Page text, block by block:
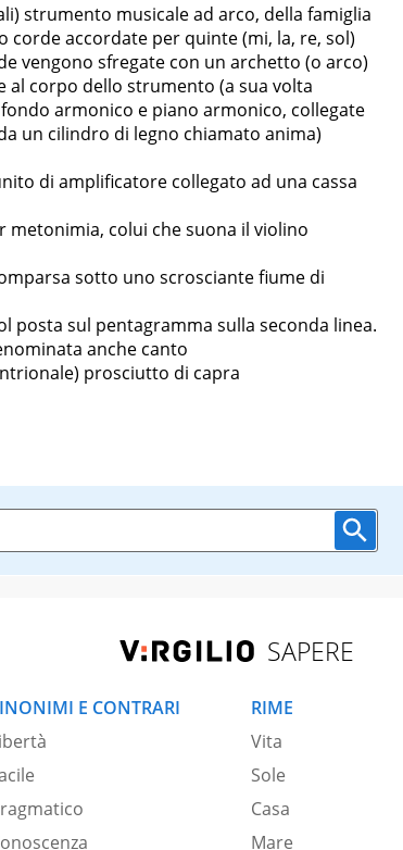
strumento musicale ad arco, della famiglia
corde accordate per quinte (mi, la, re, sol)
vengono sfregate con un archetto (o arco)
al corpo dello strumento (a sua volta
fondo armonico e piano armonico, collegate
un cilindro di legno chiamato anima)
di amplificatore collegato ad una cassa
metonimia, colui che suona il violino
sotto uno scrosciante fiume di
posta sul pentagramma sulla seconda linea.
anche canto
prosciutto di capra
SAPERE
E CONTRARI
RIME
Vita
Sole
Casa
Mare